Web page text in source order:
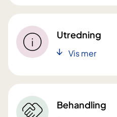
Utredning
Vis mer
Behandling